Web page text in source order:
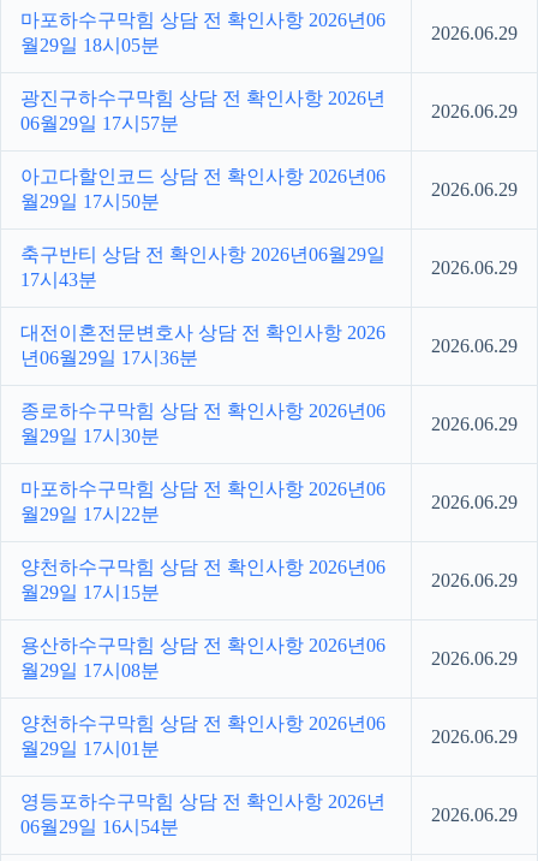
마포하수구막힘 상담 전 확인사항 2026년06
월29일 18시05분
2026.06.29
광진구하수구막힘 상담 전 확인사항 2026년
06월29일 17시57분
2026.06.29
아고다할인코드 상담 전 확인사항 2026년06
월29일 17시50분
2026.06.29
축구반티 상담 전 확인사항 2026년06월29일
17시43분
2026.06.29
대전이혼전문변호사 상담 전 확인사항 2026
년06월29일 17시36분
2026.06.29
종로하수구막힘 상담 전 확인사항 2026년06
월29일 17시30분
2026.06.29
마포하수구막힘 상담 전 확인사항 2026년06
월29일 17시22분
2026.06.29
양천하수구막힘 상담 전 확인사항 2026년06
월29일 17시15분
2026.06.29
용산하수구막힘 상담 전 확인사항 2026년06
월29일 17시08분
2026.06.29
양천하수구막힘 상담 전 확인사항 2026년06
월29일 17시01분
2026.06.29
영등포하수구막힘 상담 전 확인사항 2026년
06월29일 16시54분
2026.06.29